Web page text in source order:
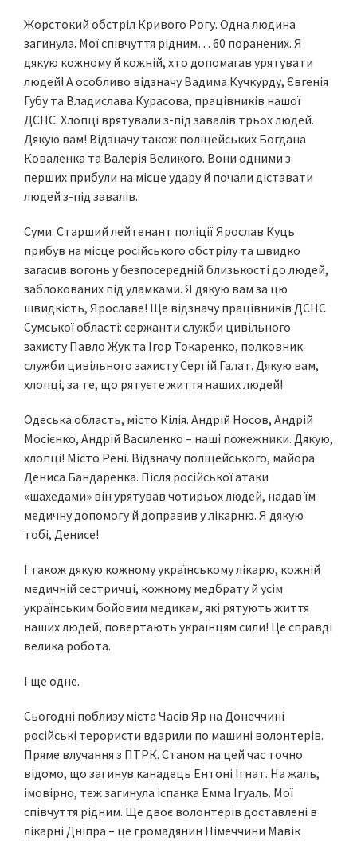
Жорстокий обстріл Кривого Рогу. Одна людина
загинула. Мої співчуття рідним… 60 поранених. Я
дякую кожному й кожній, хто допомагав урятувати
людей! А особливо відзначу Вадима Кучкурду, Євгенія
Губу та Владислава Курасова, працівників нашої
ДСНС. Хлопці врятували з-під завалів трьох людей.
Дякую вам! Відзначу також поліцейських Богдана
Коваленка та Валерія Великого. Вони одними з
перших прибули на місце удару й почали діставати
людей з-під завалів.
Суми. Старший лейтенант поліції Ярослав Куць
прибув на місце російського обстрілу та швидко
загасив вогонь у безпосередній близькості до людей,
заблокованих під уламками. Я дякую вам за цю
швидкість, Ярославе! Ще відзначу працівників ДСНС
Сумської області: сержанти служби цивільного
захисту Павло Жук та Ігор Токаренко, полковник
служби цивільного захисту Сергій Галат. Дякую вам,
хлопці, за те, що рятуєте життя наших людей!
Одеська область, місто Кілія. Андрій Носов, Андрій
Мосієнко, Андрій Василенко – наші пожежники. Дякую,
хлопці! Місто Рені. Відзначу поліцейського, майора
Дениса Бандаренка. Після російської атаки
«шахедами» він урятував чотирьох людей, надав їм
медичну допомогу й доправив у лікарню. Я дякую
тобі, Денисе!
І також дякую кожному українському лікарю, кожній
медичній сестричці, кожному медбрату й усім
українським бойовим медикам, які рятують життя
наших людей, повертають українцям сили! Це справді
велика робота.
І ще одне.
Сьогодні поблизу міста Часів Яр на Донеччині
російські терористи вдарили по машині волонтерів.
Пряме влучання з ПТРК. Станом на цей час точно
відомо, що загинув канадець Ентоні Ігнат. На жаль,
імовірно, теж загинула іспанка Емма Ігуаль. Мої
співчуття рідним. Ще двоє волонтерів доставлені в
лікарні Дніпра – це громадянин Німеччини Мавік